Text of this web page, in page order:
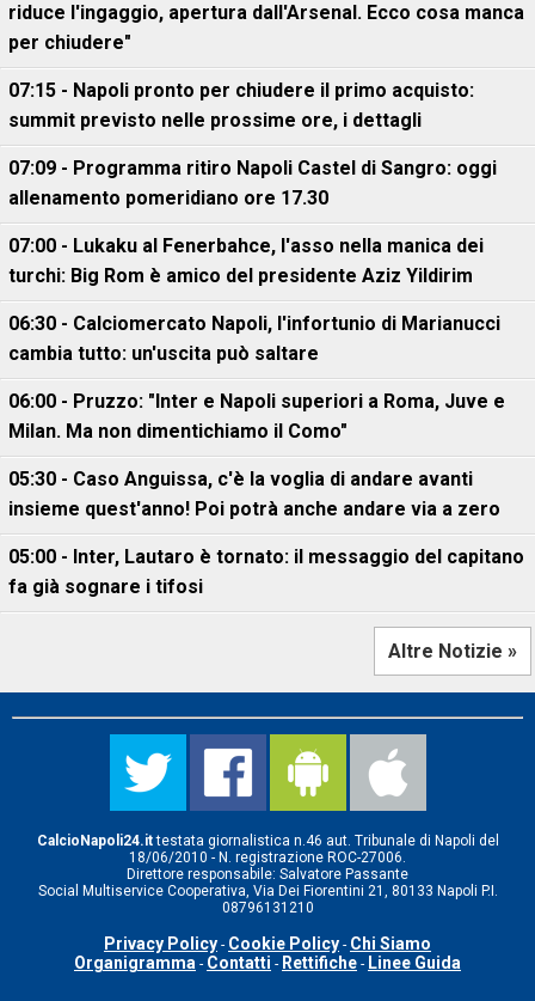
riduce l'ingaggio, apertura dall'Arsenal. Ecco cosa manca
per chiudere"
07:15 - Napoli pronto per chiudere il primo acquisto:
summit previsto nelle prossime ore, i dettagli
07:09 - Programma ritiro Napoli Castel di Sangro: oggi
allenamento pomeridiano ore 17.30
07:00 - Lukaku al Fenerbahce, l'asso nella manica dei
turchi: Big Rom è amico del presidente Aziz Yildirim
06:30 - Calciomercato Napoli, l'infortunio di Marianucci
cambia tutto: un'uscita può saltare
06:00 - Pruzzo: "Inter e Napoli superiori a Roma, Juve e
Milan. Ma non dimentichiamo il Como"
05:30 - Caso Anguissa, c'è la voglia di andare avanti
insieme quest'anno! Poi potrà anche andare via a zero
05:00 - Inter, Lautaro è tornato: il messaggio del capitano
fa già sognare i tifosi
Altre Notizie »
CalcioNapoli24.ittestata giornalistica n.46 aut. Tribunale di Napoli del
18/06/2010 - N. registrazione ROC-27006.
Direttore responsabile: Salvatore Passante
Social Multiservice Cooperativa, Via Dei Fiorentini 21, 80133 Napoli P.I.
08796131210
Privacy Policy - Cookie Policy - Chi Siamo
Organigramma - Contatti - Rettifiche - Linee Guida